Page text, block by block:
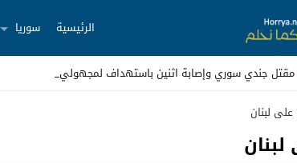
الرئيسية سوريا
مقتل جندي سوري وإصابة اثنين باستهداف لمجهولين ش _
Stop
Previous
على لبنان